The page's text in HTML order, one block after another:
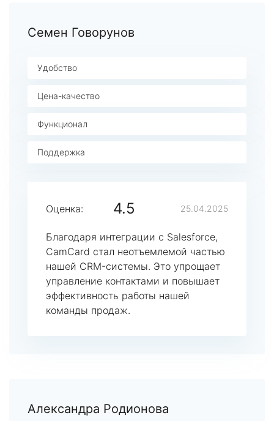
Семен Говорунов
Удобство
Цена-качество
Функционал
Поддержка
Оценка: 4.5 25.04.2025
Благодаря интеграции с Salesforce,
CamCard стал неотъемлемой частью
нашей CRM-системы. Это упрощает
управление контактами и повышает
эффективность работы нашей
команды продаж.
Александра Родионова